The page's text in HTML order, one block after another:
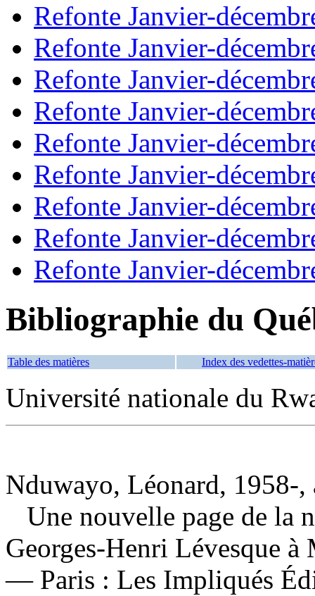
Refonte Janvier-
Refonte Janvier-
Refonte Janvier-
Refonte Janvier-
Refonte Janvier-
Refonte Janvier-
Refonte Janvier-
Refonte Janvier-
Refonte Janvier-
Bibliographie du
Table des matières Index des vedettes-
Université nationale du
Nduwayo, Léonard, 1958-,
Une nouvelle page de la
Georges-Henri Lévesque
— Paris : Les Impliqués